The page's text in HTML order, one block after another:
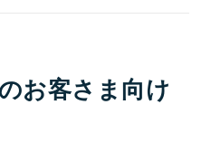
お客さま向け